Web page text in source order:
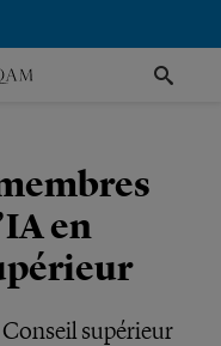
en
supérieur